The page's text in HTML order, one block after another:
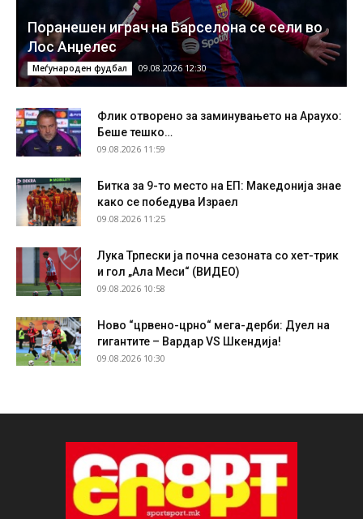
Поранешен играч на Барселона се сели во
Лос Анџелес
Меѓународен фудбал 09.08.2026 12:30
Флик отворено за заминувањето на Араухо:
Беше тешко…
09.08.2026 11:59
Битка за 9-то место на ЕП: Македонија знае
како се победува Израел
09.08.2026 11:25
Лука Трпески ја почна сезоната со хет-трик
и гол „Ала Меси“ (ВИДЕО)
09.08.2026 10:58
Ново “црвено-црно“ мега-дерби: Дуел на
гигантите – Вардар VS Шкендија!
09.08.2026 10:30